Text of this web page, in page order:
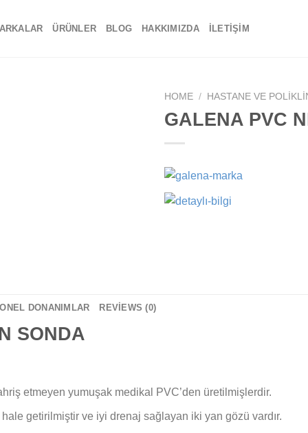
ÜRÜNLER BLOG HAKKIMIZDA İLETIŞIM
HOME / HASTANE VE
GALENA PVC
DONANIMLAR REVIEWS (0)
SONDA
etmeyen yumuşak medikal PVC’den üretilmişlerdir.
getirilmiştir ve iyi drenaj sağlayan iki yan gözü vardır.